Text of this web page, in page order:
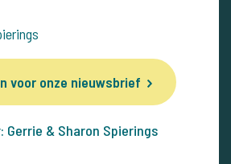
voor onze nieuwsbrief
Gerrie & Sharon Spierings